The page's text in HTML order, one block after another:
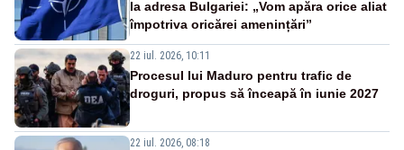
la adresa Bulgariei: „Vom apăra orice aliat
împotriva oricărei amenințări”
22 iul. 2026, 10:11
Procesul lui Maduro pentru trafic de
droguri, propus să înceapă în iunie 2027
22 iul. 2026, 08:18